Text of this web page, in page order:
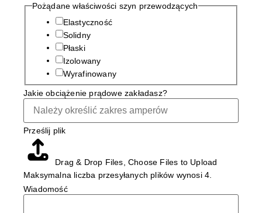
Pożądane właściwości szyn przewodzących
Elastyczność
Solidny
Płaski
Izolowany
Wyrafinowany
Jakie obciążenie prądowe zakładasz?
Prześlij plik
Drag & Drop Files,Choose Files to Upload
Maksymalna liczba przesyłanych plików wynosi 4.
Wiadomość